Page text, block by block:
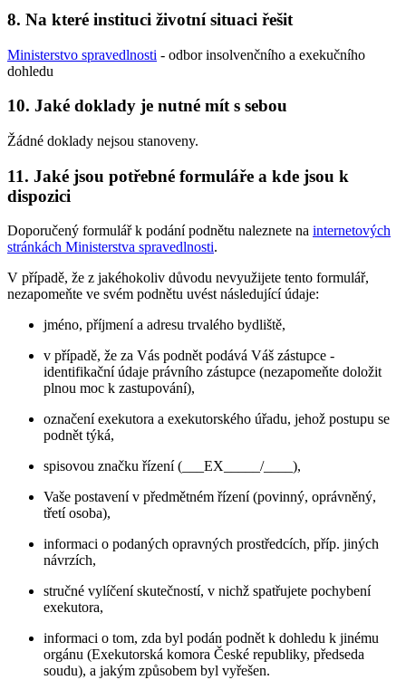
8. Na které instituci životní situaci řešit
Ministerstvo spravedlnosti - odbor insolvenčního a exekučního
dohledu
10. Jaké doklady je nutné mít s sebou
Žádné doklady nejsou stanoveny.
11. Jaké jsou potřebné formuláře a kde jsou k
dispozici
Doporučený formulář k podání podnětu naleznete na internetových
stránkách Ministerstva spravedlnosti.
V případě, že z jakéhokoliv důvodu nevyužijete tento formulář,
nezapomeňte ve svém podnětu uvést následující údaje:
jméno, příjmení a adresu trvalého bydliště,
v případě, že za Vás podnět podává Váš zástupce -
identifikační údaje právního zástupce (nezapomeňte doložit
plnou moc k zastupování),
označení exekutora a exekutorského úřadu, jehož postupu se
podnět týká,
spisovou značku řízení (___EX_____/____),
Vaše postavení v předmětném řízení (povinný, oprávněný,
třetí osoba),
informaci o podaných opravných prostředcích, příp. jiných
návrzích,
stručné vylíčení skutečností, v nichž spatřujete pochybení
exekutora,
informaci o tom, zda byl podán podnět k dohledu k jinému
orgánu (Exekutorská komora České republiky, předseda
soudu), a jakým způsobem byl vyřešen.